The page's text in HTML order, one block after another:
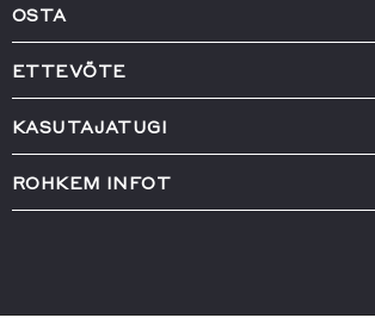
OSTA
ETTEVÕTE
KASUTAJATUGI
ROHKEM INFOT